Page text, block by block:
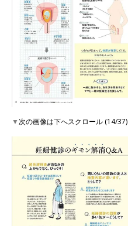
▼次の画像は下へスクロール (14/37)